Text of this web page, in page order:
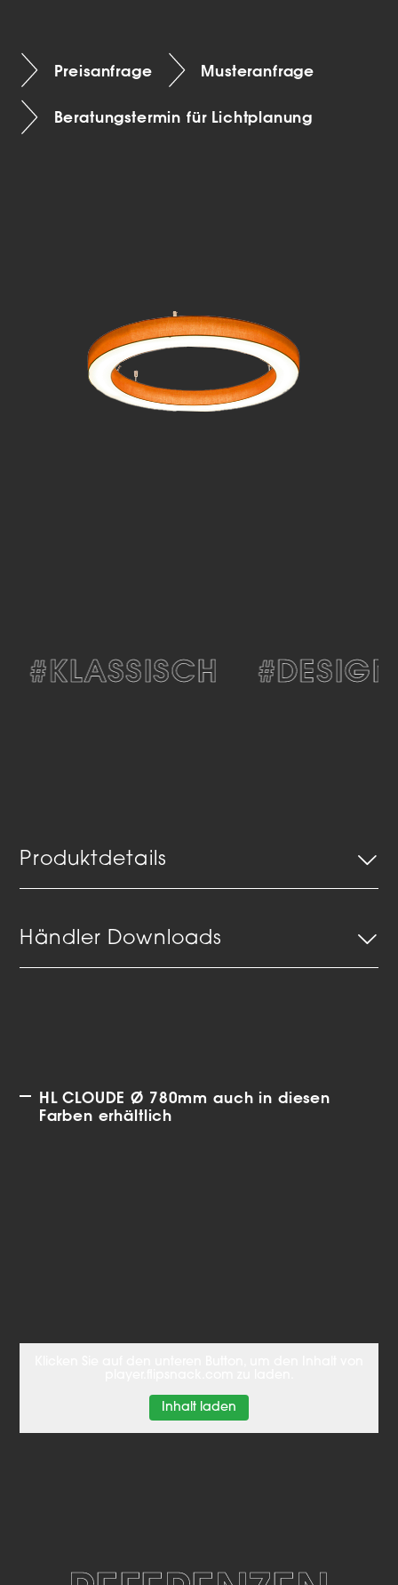
Preisanfrage Musteranfrage
Beratungstermin für Lichtplanung
#KLASSISCH #DESIGN
Produktdetails
Händler Downloads
HL CLOUDE Ø 780mm auch in diesen
Farben erhältlich
Inhalt laden